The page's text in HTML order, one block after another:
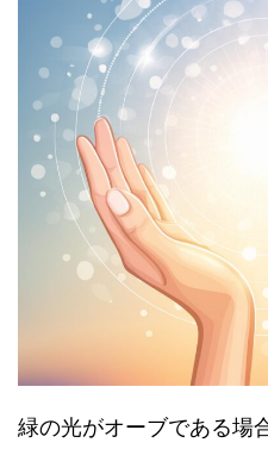
緑の光がオーブである場